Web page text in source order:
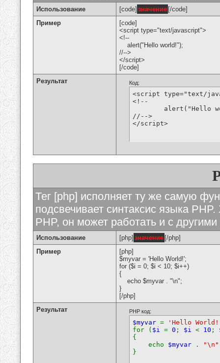
Использование [code] значение [/code]
Пример
[code]
<script type="text/javascript">
<!--
alert("Hello world!");
//-->
</script>
[/code]
Результат
Код:
<script type="text/
<!--
//-->
</script>
Тег [php] исполняет ту же самую
подсвечивает синтаксис языка
PHP, он может работать и с
Использование [php] значение [/php]
Пример
[php]
$myvar = 'Hello World!';
for ($i = 0; $i < 10; $i++)
{
echo $myvar . "\n";
}
[/php]
Результат
PHP код:
$myvar =
'Hello
for ( $i = 0 ; $i < 10 ;
{
echo $myvar . "\n"
}